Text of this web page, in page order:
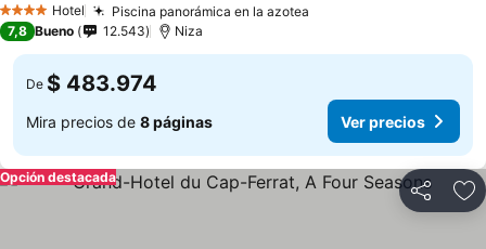
4 EstrellasHotel Piscina panorámica en la azotea
7,8 Bueno 12.543 Niza
De $ 483.974
Mira precios de 8 páginas Ver precios
Compartir
Opción destacada